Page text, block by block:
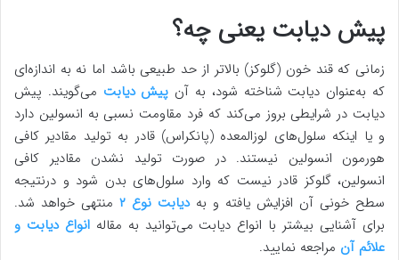
پیش دیابت یعنی چه؟
زمانی که قند خون (گلوکز) بالاتر از حد طبیعی باشد اما نه به اندازه‌ای
که به‌عنوان دیابت شناخته شود، به آن پیش دیابت می‌گویند. پیش
دیابت در شرایطی بروز می‌کند که فرد مقاومت نسبی به انسولین دارد
و یا اینکه سلول‌های لوزالمعده (پانکراس) قادر به تولید مقادیر کافی
هورمون انسولین نیستند. در صورت تولید نشدن مقادیر کافی
انسولین، گلوکز قادر نیست که وارد سلول‌های بدن شود و درنتیجه
سطح خونی آن افزایش یافته و بهدیابت نوع ۲
منتهی خواهد شد.
برای آشنایی بیشتر با انواع دیابت می‌توانید به مقالهانواع دیابت و
علائم آن مراجعه نمایید.